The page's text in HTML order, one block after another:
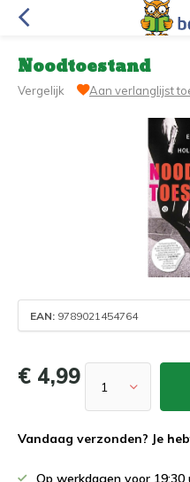
Noodtoestand
Vergelijk Aan verlanglijst
EAN: 9789021454764
€ 4,99
Vandaag verzonden? Je
Op werkdagen voor